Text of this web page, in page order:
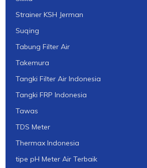
Strainer KSH Jerman
Suqing
Tabung Filter Air
Takemura
Tangki Filter Air Indonesia
Tangki FRP Indonesia
Tawas
TDS Meter
Thermax Indonesia
tipe pH Meter Air Terbaik